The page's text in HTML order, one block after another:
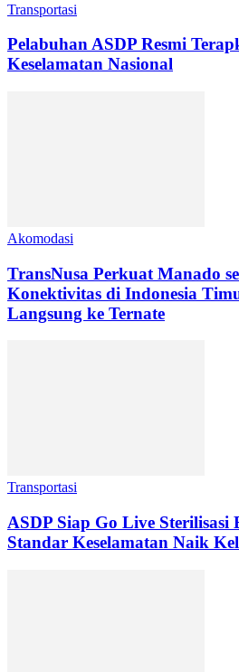
Transportasi
Pelabuhan ASDP Resmi
Keselamatan Nasional
Akomodasi
TransNusa Perkuat Manado
Konektivitas di Indonesia
Langsung ke Ternate
Transportasi
ASDP Siap Go Live Sterilisasi
Standar Keselamatan Naik